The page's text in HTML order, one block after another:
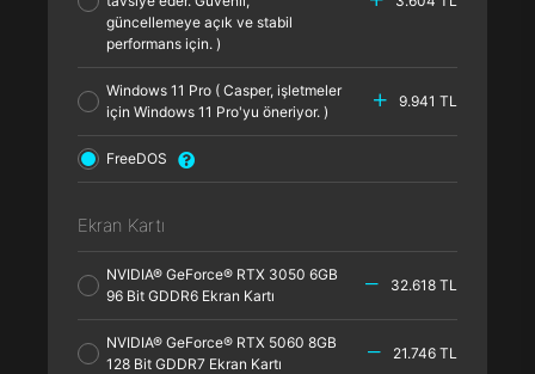
güncellemeye açık ve stabil
performans için. )
Windows 11 Pro ( Casper, işletmeler
için Windows 11 Pro'yu öneriyor. )
9.941 TL
FreeDOS
Ekran Kartı
NVIDIA® GeForce® RTX 3050 6GB
96 Bit GDDR6 Ekran Kartı
32.618 TL
NVIDIA® GeForce® RTX 5060 8GB
128 Bit GDDR7 Ekran Kartı
21.746 TL